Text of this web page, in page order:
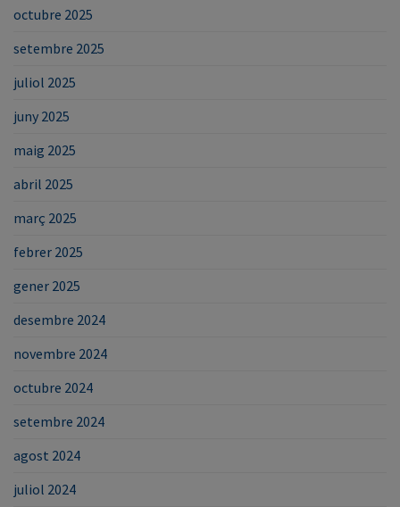
octubre 2025
setembre 2025
juliol 2025
juny 2025
maig 2025
abril 2025
març 2025
febrer 2025
gener 2025
desembre 2024
novembre 2024
octubre 2024
setembre 2024
agost 2024
juliol 2024